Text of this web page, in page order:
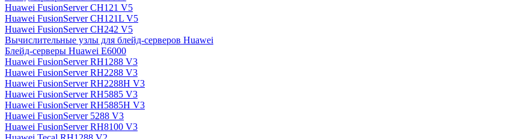
Huawei FusionServer CH121 V5
Huawei FusionServer CH121L V5
Huawei FusionServer CH242 V5
Вычислительные узлы для блейд-серверов Huawei
Блейд-серверы Huawei E6000
Huawei FusionServer RH1288 V3
Huawei FusionServer RH2288 V3
Huawei FusionServer RH2288H V3
Huawei FusionServer RH5885 V3
Huawei FusionServer RH5885H V3
Huawei FusionServer 5288 V3
Huawei FusionServer RH8100 V3